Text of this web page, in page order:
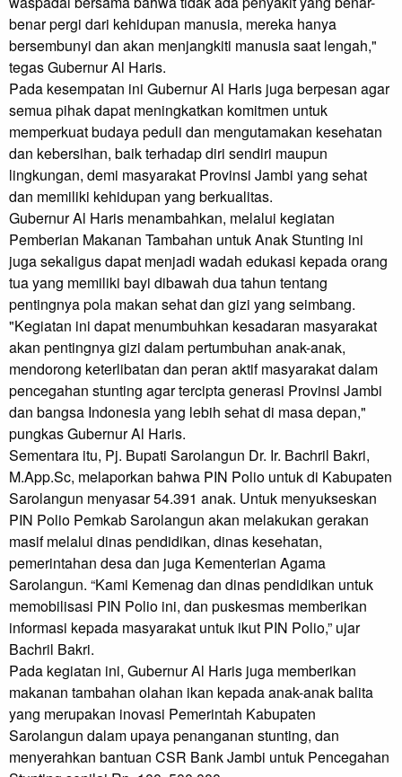
benar pergi dari kehidupan manusia, mereka hanya
bersembunyi dan akan menjangkiti manusia saat lengah,"
tegas Gubernur Al Haris.
Pada kesempatan ini Gubernur Al Haris juga berpesan agar
semua pihak dapat meningkatkan komitmen untuk
memperkuat budaya peduli dan mengutamakan kesehatan
dan kebersihan, baik terhadap diri sendiri maupun
lingkungan, demi masyarakat Provinsi Jambi yang sehat
dan memiliki kehidupan yang berkualitas.
Gubernur Al Haris menambahkan, melalui kegiatan
Pemberian Makanan Tambahan untuk Anak Stunting ini
juga sekaligus dapat menjadi wadah edukasi kepada orang
tua yang memiliki bayi dibawah dua tahun tentang
pentingnya pola makan sehat dan gizi yang seimbang.
"Kegiatan ini dapat menumbuhkan kesadaran masyarakat
akan pentingnya gizi dalam pertumbuhan anak-anak,
mendorong keterlibatan dan peran aktif masyarakat dalam
pencegahan stunting agar tercipta generasi Provinsi Jambi
dan bangsa Indonesia yang lebih sehat di masa depan,"
pungkas Gubernur Al Haris.
Sementara itu, Pj. Bupati Sarolangun Dr. Ir. Bachril Bakri,
M.App.Sc, melaporkan bahwa PIN Polio untuk di Kabupaten
Sarolangun menyasar 54.391 anak. Untuk menyukseskan
PIN Polio Pemkab Sarolangun akan melakukan gerakan
masif melalui dinas pendidikan, dinas kesehatan,
pemerintahan desa dan juga Kementerian Agama
Sarolangun. “Kami Kemenag dan dinas pendidikan untuk
memobilisasi PIN Polio ini, dan puskesmas memberikan
informasi kepada masyarakat untuk ikut PIN Polio,” ujar
Bachril Bakri.
Pada kegiatan ini, Gubernur Al Haris juga memberikan
makanan tambahan olahan ikan kepada anak-anak balita
yang merupakan inovasi Pemerintah Kabupaten
Sarolangun dalam upaya penanganan stunting, dan
menyerahkan bantuan CSR Bank Jambi untuk Pencegahan